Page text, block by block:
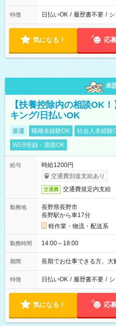
特徴 日払いOK / 履歴書不要 /
気になる！ 応
未
【扶養控除内の相談OK
キング/日払いOK
派遣 職種未経験OK 社会人未経験
WEB登録・面接OK
給与
時給1200円
交通費別途支給あり
交通費 交通費規定内支給
勤務地
長野県長野市
長野駅から車17分
軽作業・物流・配送系
勤務時間 14:00～18:00
期間 長期でお仕事できる方、大
特徴 日払いOK / 履歴書不要 /
気になる！ 応